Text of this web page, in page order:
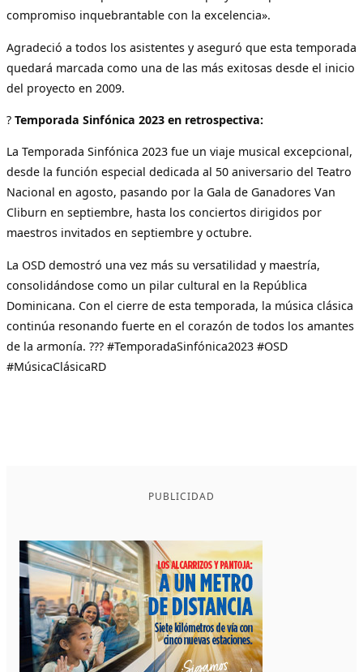
compromiso inquebrantable con la excelencia».
Agradeció a todos los asistentes y aseguró que esta temporada
quedará marcada como una de las más exitosas desde el inicio
del proyecto en 2009.
? Temporada Sinfónica 2023 en retrospectiva:
La Temporada Sinfónica 2023 fue un viaje musical excepcional,
desde la función especial dedicada al 50 aniversario del Teatro
Nacional en agosto, pasando por la Gala de Ganadores Van
Cliburn en septiembre, hasta los conciertos dirigidos por
maestros invitados en septiembre y octubre.
La OSD demostró una vez más su versatilidad y maestría,
consolidándose como un pilar cultural en la República
Dominicana. Con el cierre de esta temporada, la música clásica
continúa resonando fuerte en el corazón de todos los amantes
de la armonía. ??? #TemporadaSinfónica2023 #OSD
#MúsicaClásicaRD
PUBLICIDAD